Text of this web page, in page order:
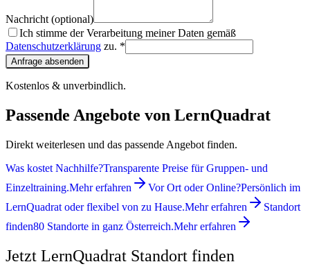
Nachricht (optional)
Ich stimme der Verarbeitung meiner Daten gemäß
Datenschutzerklärung zu. *
Anfrage absenden
Kostenlos & unverbindlich.
Passende Angebote von LernQuadrat
Direkt weiterlesen und das passende Angebot finden.
Was kostet Nachhilfe?Transparente Preise für Gruppen- und
Einzeltraining.Mehr erfahren Vor Ort oder Online?Persönlich im
LernQuadrat oder flexibel von zu Hause.Mehr erfahren
Standort
finden80 Standorte in ganz Österreich.Mehr erfahren
Jetzt LernQuadrat Standort finden